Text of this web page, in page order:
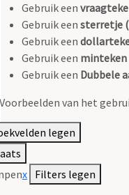
Gebruik een
Gebruik een sterretje
Gebruik een
Gebruik een minteken
Gebruik een Dubbele
Voorbeelden van het
legen
x Filters legen